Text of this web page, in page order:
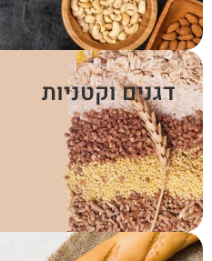
דגנים וקטניות